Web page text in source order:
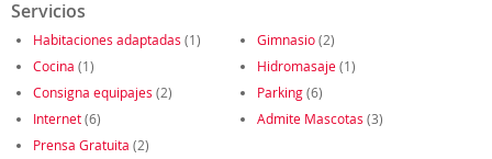
Servicios
Habitaciones adaptadas (1) Gimnasio(2)
Cocina (1) Hidromasaje(1)
Consigna equipajes (2) Parking(6)
Internet(6) Admite Mascotas (3)
Prensa Gratuita (2)